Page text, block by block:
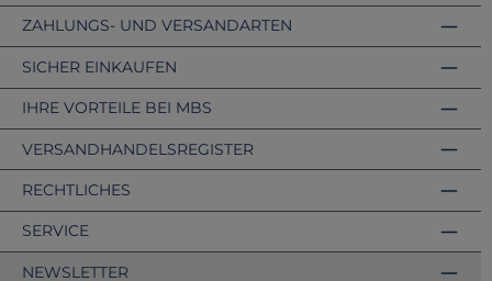
ZAHLUNGS- UND VERSANDARTEN
VERSANDHANDELSREGISTER
SICHER EINKAUFEN
IHRE VORTEILE BEI MBS
RECHTLICHES
SERVICE
NEWSLETTER